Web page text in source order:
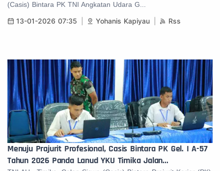
(Casis) Bintara PK TNI Angkatan Udara G...
13-01-2026 07:35 Yohanis Kapiyau Rss
Menuju Prajurit Profesional, Casis Bintara PK Gel. I A-57
Tahun 2026 Panda Lanud YKU Timika Jalan...